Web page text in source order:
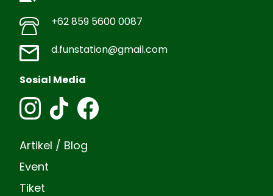
+62 859 5600 0087
d.funstation@gmail.com
Sosial Media
Artikel / Blog
Event
Tiket